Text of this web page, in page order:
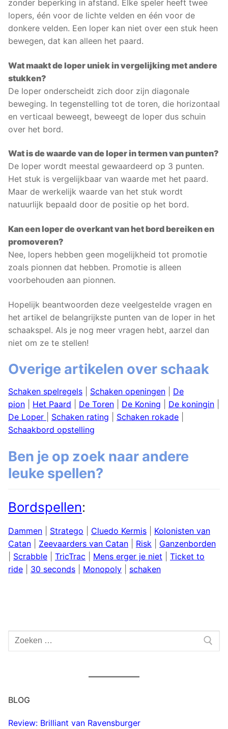
zonder beperking in afstand. Elke speler heeft twee
lopers, één voor de lichte velden en één voor de
donkere velden. Een loper kan niet over een stuk heen
bewegen, dat kan alleen het paard.
Wat maakt de loper uniek in vergelijking met andere
stukken?
De loper onderscheidt zich door zijn diagonale
beweging. In tegenstelling tot de toren, die horizontaal
en verticaal beweegt, beweegt de loper dus schuin
over het bord.
Wat is de waarde van de loper in termen van punten?
De loper wordt meestal gewaardeerd op 3 punten.
Het stuk is vergelijkbaar van waarde met het paard.
Maar de werkelijk waarde van het stuk wordt
natuurlijk bepaald door de positie op het bord.
Kan een loper de overkant van het bord bereiken en
promoveren?
Nee, lopers hebben geen mogelijkheid tot promotie
zoals pionnen dat hebben. Promotie is alleen
voorbehouden aan pionnen.
Hopelijk beantwoorden deze veelgestelde vragen en
het artikel de belangrijkste punten van de loper in het
schaakspel. Als je nog meer vragen hebt, aarzel dan
niet om ze te stellen!
Overige artikelen over schaak
Schaken spelregels Schaken openingen
De
pion
Het Paard De Toren De Koning De koningin
De Loper
Schaken rating Schaken rokade
Schaakbord opstelling
Ben je op zoek naar andere
leuke spellen?
Bordspellen:
Dammen Stratego Cluedo Kermis
Kolonisten van
Catan
Zeevaarders van Catan Risk
Ganzenborden
Scrabble TricTrac Mens erger je niet
Ticket to
ride
30 seconds Monopoly schaken
Zoeken
naar:
BLOG
Review: Brilliant van Ravensburger